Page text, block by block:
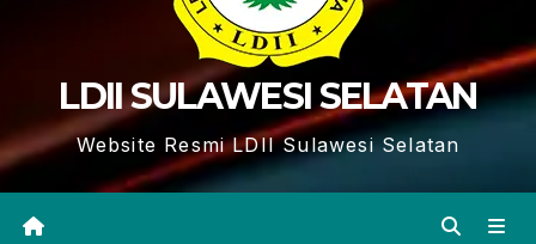
LDII SULAWESI SELATAN
Website Resmi LDII Sulawesi Selatan